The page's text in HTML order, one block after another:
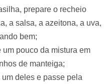
prepare o recheio
a salsa, a azeitona, a uva,
bem;
um pouco da mistura em
de manteiga;
deles e passe pela